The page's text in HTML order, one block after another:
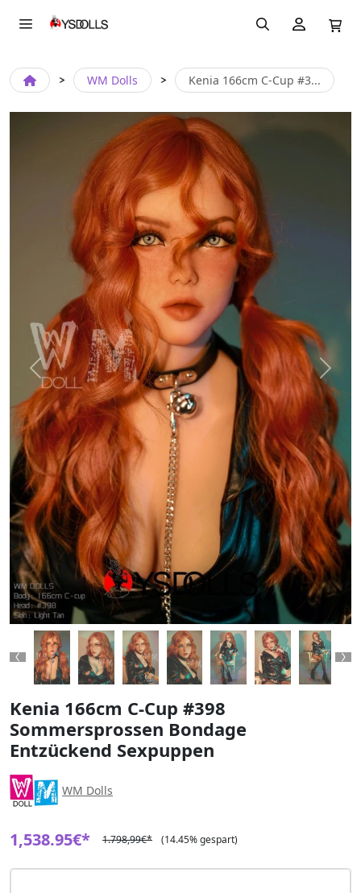
WM Dolls Kenia 166cm C-Cup #3...
Previous Next
Previous
Kenia 166cm C-Cup #398
Sommersprossen Bondage
Entzückend Sexpuppen
WM Dolls
1,538.95€* 1.798,99€* (14.45% gespart)